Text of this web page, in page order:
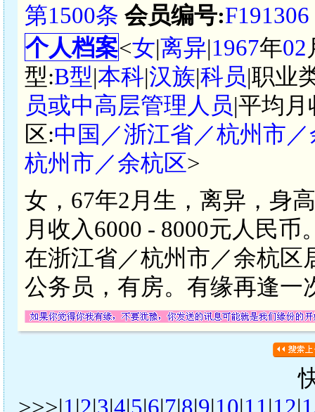
第1500条 会员编号:F191306
个人档案<女|离异|1967年02
型:B型|本科|汉族|科员|职业
员或中高层管理人员|平均月
区:中国／浙江省／杭州市
杭州市／余杭区>
女，67年2月生，离异，身
月收入6000 - 8000元人民
在浙江省／杭州市／余杭区
公务员，有房。有缘再逢一
>>>|1|2|3|4|5|6|7|8|9|10|11|12|